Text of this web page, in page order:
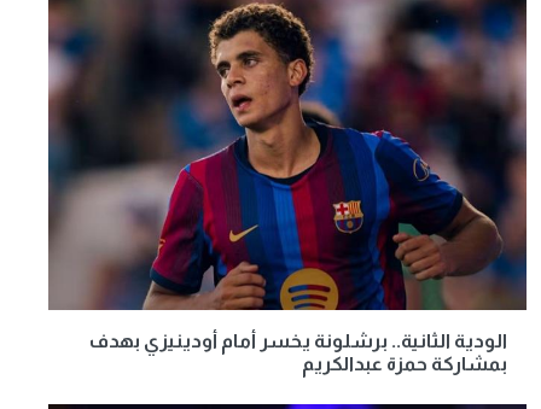
الودية الثانية.. برشلونة يخسر أمام أودينيزي بهدف
بمشاركة حمزة عبدالكريم